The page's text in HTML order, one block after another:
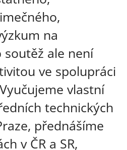
na
soutěž ale není
ve spolupráci
vlastní
technických
přednášíme
v ČR a SR,